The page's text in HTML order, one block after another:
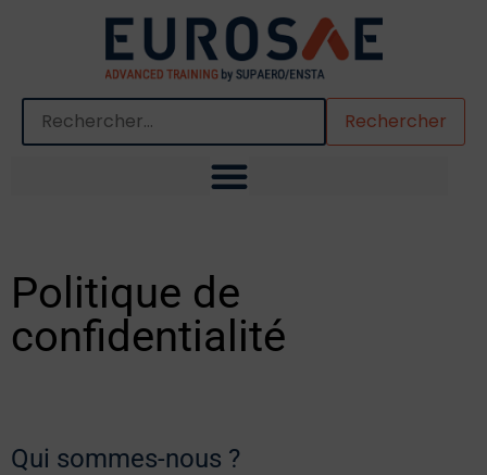
Quand les résultats de l'auto-complétion sont
Politique de
confidentialité
Qui sommes-nous ?